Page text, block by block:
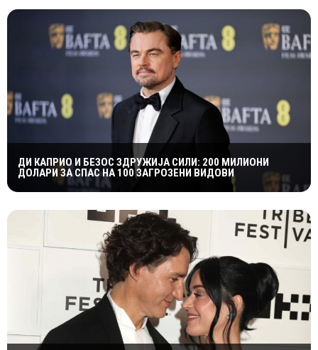
ДИ КАПРИО И БЕЗОС ЗДРУЖИЈА СИЛИ: 200 МИЛИОНИ
ДОЛАРИ ЗА СПАС НА 100 ЗАГРОЗЕНИ ВИДОВИ